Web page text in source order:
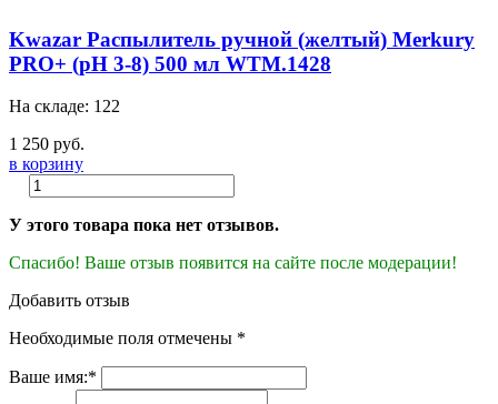
Kwazar Распылитель ручной (желтый) Merkury
PRO+ (pH 3-8) 500 мл WTM.1428
На складе: 122
1 250 руб.
в корзину
У этого товара пока нет отзывов.
Спасибо! Ваше отзыв появится на сайте после модерации!
Добавить отзыв
Необходимые поля отмечены *
Ваше имя:*